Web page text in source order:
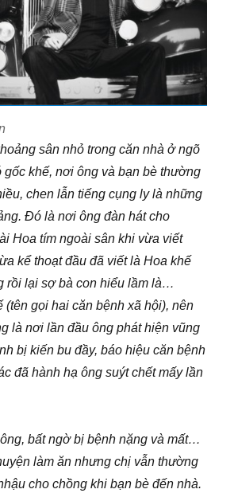
sân nhỏ trong căn nhà ở ngõ
gốc khế, nơi ông và bạn bè thường
chen lẫn tiếng cụng ly là những
Đó là nơi ông đàn hát cho
Hoa tím ngoài sân khi vừa viết
kể thoạt đầu đã viết là Hoa khế
rồi lại sợ bà con hiểu lầm là…
(tên gọi hai căn bệnh xã hội), nên
là nơi lần đầu ông phát hiện vũng
bị kiến bu đầy, báo hiệu căn bệnh
đã hành hạ ông suýt chết mấy lần
bất ngờ bị bệnh nặng và mất…
làm ăn nhưng chị vẫn thường
cho chồng khi bạn bè đến nhà.